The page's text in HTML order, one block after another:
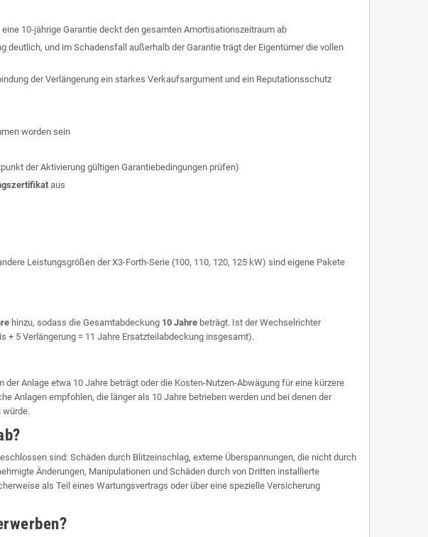
10-jährige Garantie deckt den gesamten Amortisationszeitraum ab
deutlich, und im Schadensfall außerhalb der Garantie trägt der Eigentümer die vollen
der Verlängerung ein starkes Verkaufsargument und ein Reputationsschutz
worden sein
der Aktivierung gültigen Garantiebedingungen prüfen)
aus
Leistungsgrößen der X3-Forth-Serie (100, 110, 120, 125 kW) sind eigene Pakete
hinzu, sodass die Gesamtabdeckung 10 Jahre beträgt. Ist der Wechselrichter
+ 5 Verlängerung = 11 Jahre Ersatzteilabdeckung insgesamt).
Anlage etwa 10 Jahre beträgt oder die Kosten-Nutzen-Abwägung für eine kürzere
Anlagen empfohlen, die länger als 10 Jahre betrieben werden und bei denen der
sind: Schäden durch Blitzeinschlag, externe Überspannungen, die nicht durch
Änderungen, Manipulationen und Schäden durch von Dritten installierte
als Teil eines Wartungsvertrags oder über eine spezielle Versicherung